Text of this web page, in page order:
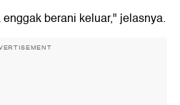
berani keluar," jelasnya.